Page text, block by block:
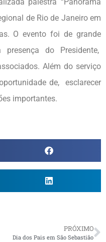
palestra “Panorama
de Rio de Janeiro em
O evento foi de grande
do Presidente,
Além do serviço
de, esclarecer
importantes.
PRÓXIMO
Dia dos Pais em São Sebastião